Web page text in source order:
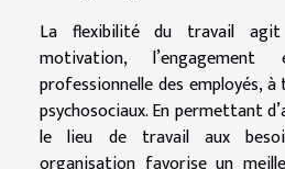
La flexibilité du travail
motivation,
professionnelle des employés,
psychosociaux. En permettant
le lieu de travail aux